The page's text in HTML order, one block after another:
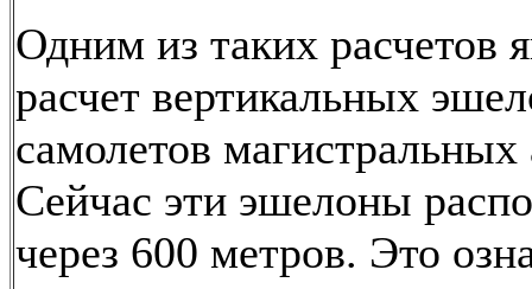
Одним из таких расчетов
расчет вертикальных
самолетов
Сейчас эти эшелоны
через 600 метров. Это